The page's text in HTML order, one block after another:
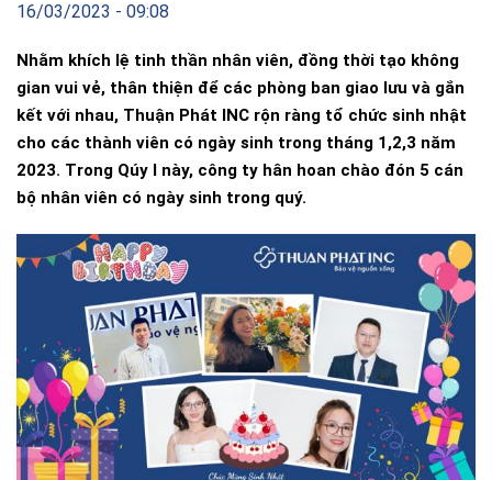
16/03/2023 - 09:08
Nhằm khích lệ tinh thần nhân viên, đồng thời tạo không
gian vui vẻ, thân thiện để các phòng ban giao lưu và gắn
kết với nhau, Thuận Phát INC rộn ràng tổ chức sinh nhật
cho các thành viên có ngày sinh trong tháng 1,2,3 năm
2023. Trong Qúy I này, công ty hân hoan chào đón 5 cán
bộ nhân viên có ngày sinh trong quý.